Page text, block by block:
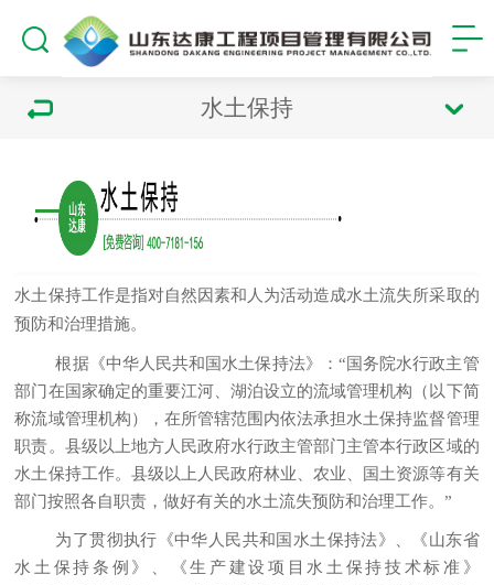
水土保持
水土保持工作是指对自然因素和人为活动造成水土流失所采取的
预防和治理措施。
根据《中华人民共和国水土保持法》： “ 国务院水行政主管
部门在国家确定的重要江河、湖泊设立的流域管理机构（以下简
称流域管理机构），在所管辖范围内依法承担水土保持监督管理
职责。县级以上地方人民政府水行政主管部门主管本行政区域的
水土保持工作。县级以上人民政府林业、农业、国土资源等有关
部门按照各自职责，做好有关的水土流失预防和治理工作。”
为了贯彻执行《中华人民共和国水土保持法》、《山东省
水土保持条例》、《生产建设项目水土保持技术标准》